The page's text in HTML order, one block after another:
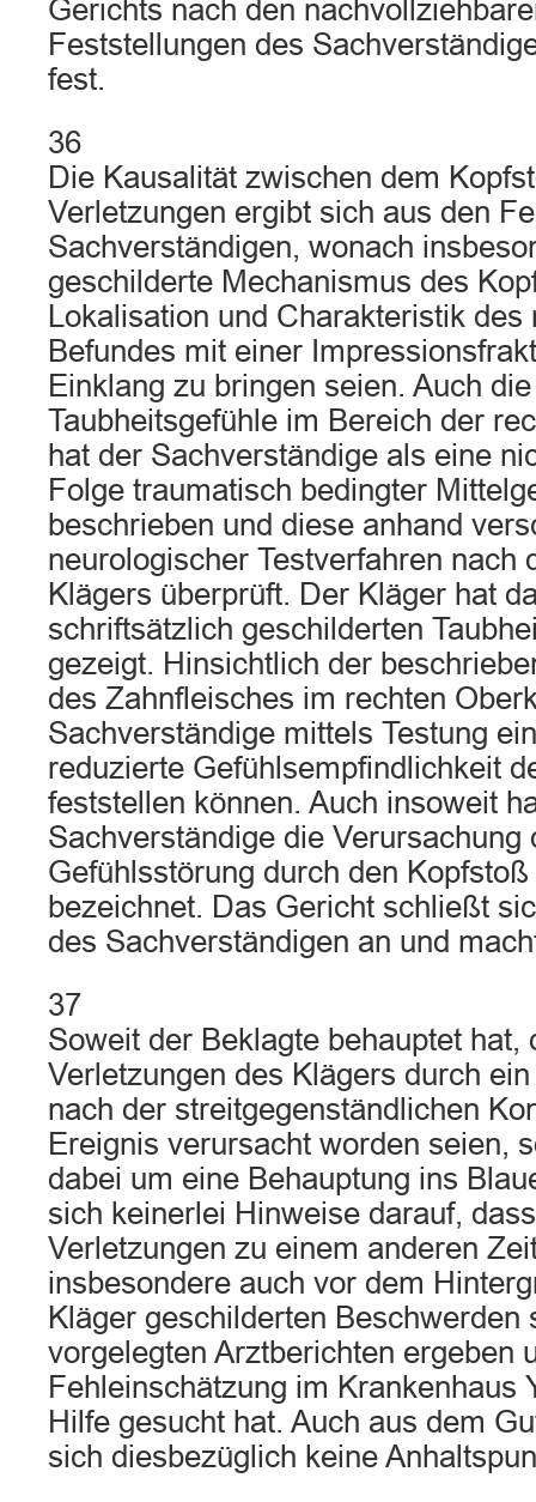
Gerichts nach den
Feststellungen des
fest.
36
Die Kausalität zwischen dem
Verletzungen ergibt sich aus den
Sachverständigen, wonach
geschilderte Mechanismus des
Lokalisation und Charakteristik des
Befundes mit einer
Einklang zu bringen seien. Auch
Taubheitsgefühle im Bereich der
hat der Sachverständige als eine
Folge traumatisch bedingter
beschrieben und diese anhand
neurologischer Testverfahren nach
Klägers überprüft. Der Kläger hat
schriftsätzlich geschilderten
gezeigt. Hinsichtlich der
des Zahnfleisches im rechten
Sachverständige mittels Testung
reduzierte Gefühlsempfindlichkeit
feststellen können. Auch insoweit
Sachverständige die Verursachung
Gefühlsstörung durch den
bezeichnet. Das Gericht schließt
des Sachverständigen an und
37
Soweit der Beklagte behauptet hat,
Verletzungen des Klägers durch
nach der streitgegenständlichen
Ereignis verursacht worden seien,
dabei um eine Behauptung ins
sich keinerlei Hinweise darauf,
Verletzungen zu einem anderen
insbesondere auch vor dem
Kläger geschilderten Beschwerden
vorgelegten Arztberichten ergeben
Fehleinschätzung im Krankenhaus
Hilfe gesucht hat. Auch aus dem
sich diesbezüglich keine